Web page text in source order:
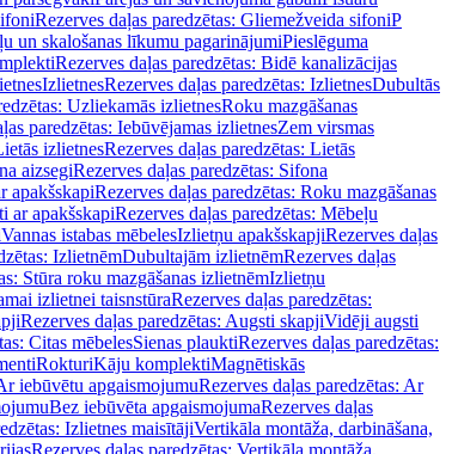
Rezerves daļas paredzētas: Gliemežveida sifoniP
un skalošanas līkumu pagarinājumiPieslēguma
Rezerves daļas paredzētas: Bidē kanalizācijas
IzlietnesRezerves daļas paredzētas: IzlietnesDubultās
Uzliekamās izlietnesRoku mazgāšanas
paredzētas: Iebūvējamas izlietnesZem virsmas
izlietnesRezerves daļas paredzētas: Lietās
aizsegiRezerves daļas paredzētas: Sifona
apakšskapiRezerves daļas paredzētas: Roku mazgāšanas
ar apakšskapiRezerves daļas paredzētas: Mēbeļu
Vannas istabas mēbelesIzlietņu apakšskapjiRezerves daļas
IzlietnēmDubultajām izlietnēmRezerves daļas
Stūra roku mazgāšanas izlietnēmIzlietņu
izlietnei taisnstūraRezerves daļas paredzētas:
Rezerves daļas paredzētas: Augsti skapjiVidēji augsti
Citas mēbelesSienas plauktiRezerves daļas paredzētas:
RokturiKāju komplektiMagnētiskās
iebūvētu apgaismojumuRezerves daļas paredzētas: Ar
Bez iebūvēta apgaismojumaRezerves daļas
Izlietnes maisītājiVertikāla montāža, darbināšana,
Rezerves daļas paredzētas: Vertikāla montāža,